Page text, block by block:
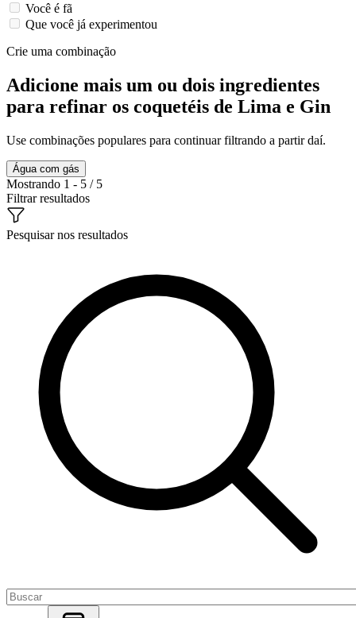
Você é fã
Que você já experimentou
Crie uma combinação
Adicione mais um ou dois ingredientes
para refinar os coquetéis de Lima e Gin
Use combinações populares para continuar filtrando a partir daí.
Água com gás
Mostrando 1 - 5 / 5
Filtrar resultados
Pesquisar nos resultados